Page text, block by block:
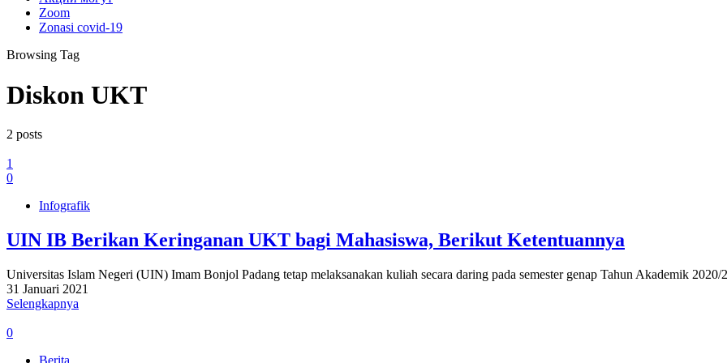
Zoom
Zonasi covid-19
Browsing Tag
Diskon UKT
2 posts
1
0
Infografik
UIN IB Berikan Keringanan UKT bagi Mahasiswa, Berikut Ketentuannya
Universitas Islam Negeri (UIN) Imam Bonjol Padang tetap melaksanakan kuliah secara daring pada semester genap Tahun Akademik
31 Januari 2021
Selengkapnya
0
Berita